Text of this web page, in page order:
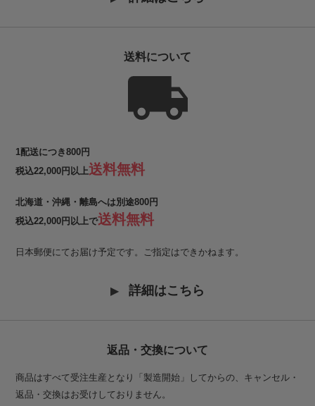
送料について
1配送につき800円
税込22,000円以上送料無料
北海道・沖縄・離島へは別途800円
税込22,000円以上で送料無料
日本郵便にてお届け予定です。ご指定はできかねます。
詳細はこちら
返品・交換について
商品はすべて受注生産となり「製造開始」してからの、キャンセル・
返品・交換はお受けしておりません。